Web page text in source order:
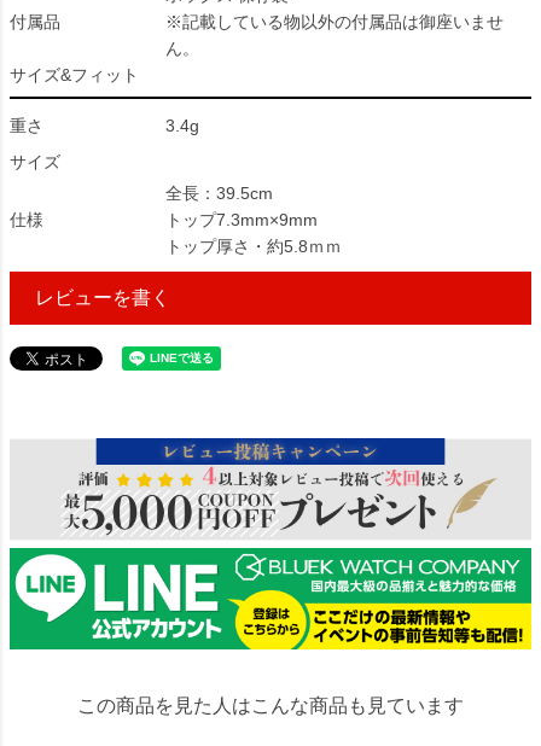
付属品
※記載している物以外の付属品は御座いませ
ん。
サイズ&フィット
重さ
3.4g
サイズ
仕様
全長：39.5cm
トップ7.3mm×9mm
トップ厚さ・約5.8ｍｍ
レビューを書く
この商品を見た人はこんな商品も見ています